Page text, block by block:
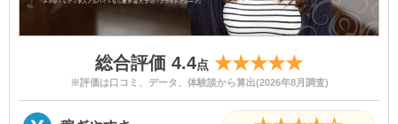
総合評価 4.4点 ★★★★★
※評価は口コミ、データ、体験談から算出(2026年8月調査)